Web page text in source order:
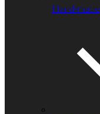
Hand-made